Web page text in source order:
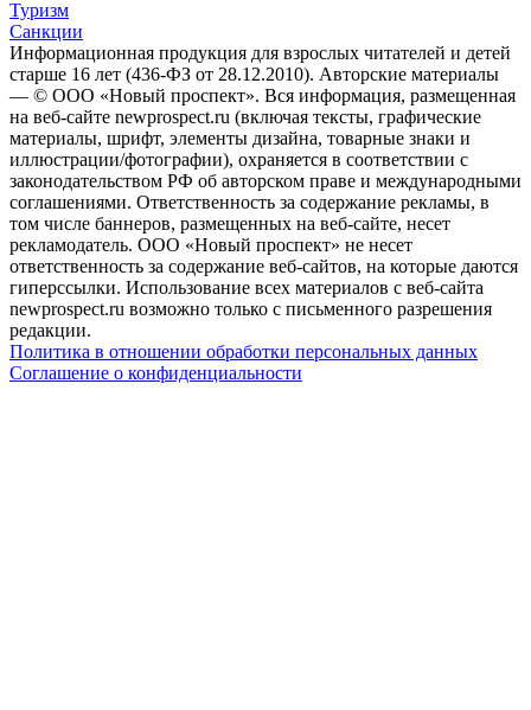
Туризм
Санкции
Информационная продукция для взрослых читателей и детей
старше 16 лет (436-ФЗ от 28.12.2010). Авторские материалы
— © ООО «Новый проспект». Вся информация, размещенная
на веб-сайте newprospect.ru (включая тексты, графические
материалы, шрифт, элементы дизайна, товарные знаки и
иллюстрации/фотографии), охраняется в соответствии с
законодательством РФ об авторском праве и международными
соглашениями. Ответственность за содержание рекламы, в
том числе баннеров, размещенных на веб-сайте, несет
рекламодатель. ООО «Новый проспект» не несет
ответственность за содержание веб-сайтов, на которые даются
гиперссылки. Использование всех материалов с веб-сайта
newprospect.ru возможно только с письменного разрешения
редакции.
Политика в отношении обработки персональных данных
Соглашение о конфиденциальности